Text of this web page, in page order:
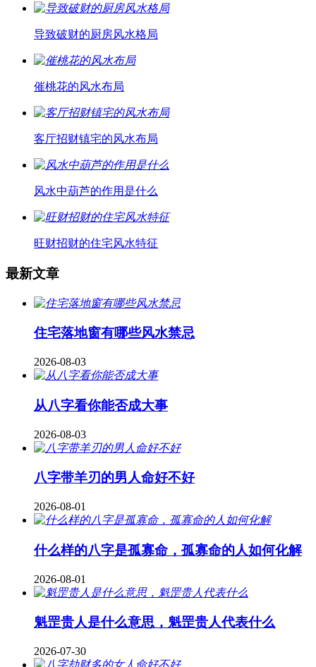
导致破财的厨房风水格局
催桃花的风水布局
客厅招财镇宅的风水布局
风水中葫芦的作用是什么
旺财招财的住宅风水特征
最新文章
住宅落地窗有哪些风水禁忌
2026-08-03
从八字看你能否成大事
2026-08-03
八字带羊刃的男人命好不好
2026-08-01
什么样的八字是孤寡命，孤寡命的人如何化解
2026-08-01
魁罡贵人是什么意思，魁罡贵人代表什么
2026-07-30